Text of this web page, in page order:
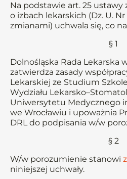
Na podstawie art. 25 ustawy
o izbach lekarskich (Dz. U. Nr
zmianami) uchwala się, co
§ 1
Dolnośląska Rada Lekarska
zatwierdza zasady
Lekarskiej ze Studium
Wydziału
Uniwersytetu Medycznego
we Wrocławiu i upoważnia
DRL do podpisania w/w
§ 2
W/w porozumienie stanowi
niniejszej uchwały.